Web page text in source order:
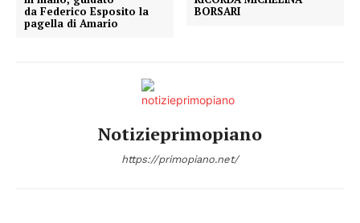
da Federico Esposito la
pagella di Amario
BORSARI
Notizieprimopiano
https://primopiano.net/